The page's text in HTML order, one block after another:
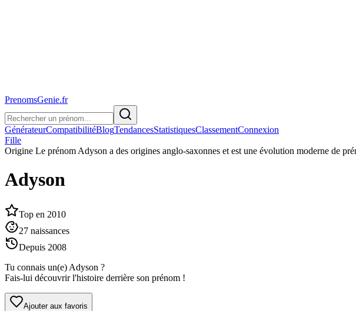
PrenomsGenie.fr
GénérateurCompatibilitéBlogTendancesStatistiquesClassementConnexion
Fille
Origine Le prénom Adyson a des origines anglo-saxonnes et est une évolution moderne de
Adyson
Top en 2010
27 naissances
Depuis 2008
Tu connais un(e) Adyson ?
Fais-lui découvrir l'histoire derrière son prénom !
Ajouter aux favoris